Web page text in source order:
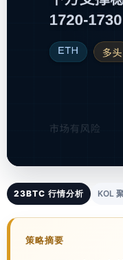
23BTC 行情分析 KOL
策略摘要